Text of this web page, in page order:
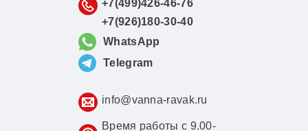
+7(499)426-46-76
+7(926)180-30-40
WhatsApp
Telegram
info@vanna-ravak.ru
Время работы с 9.00-